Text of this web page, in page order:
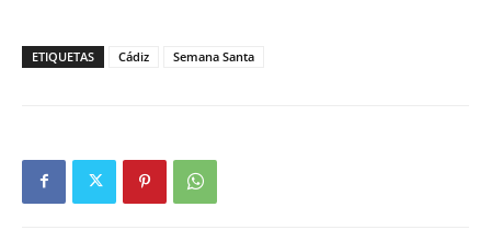
ETIQUETAS Cádiz Semana Santa